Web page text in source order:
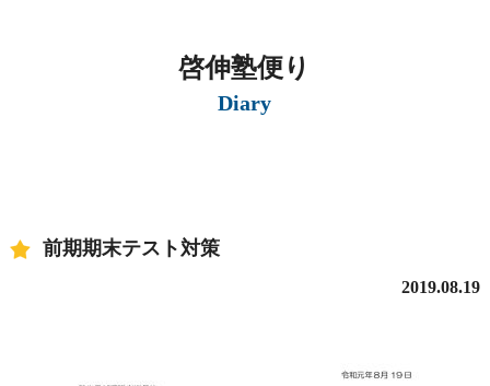
啓伸塾便り
Diary
前期期末テスト対策
2019.08.19